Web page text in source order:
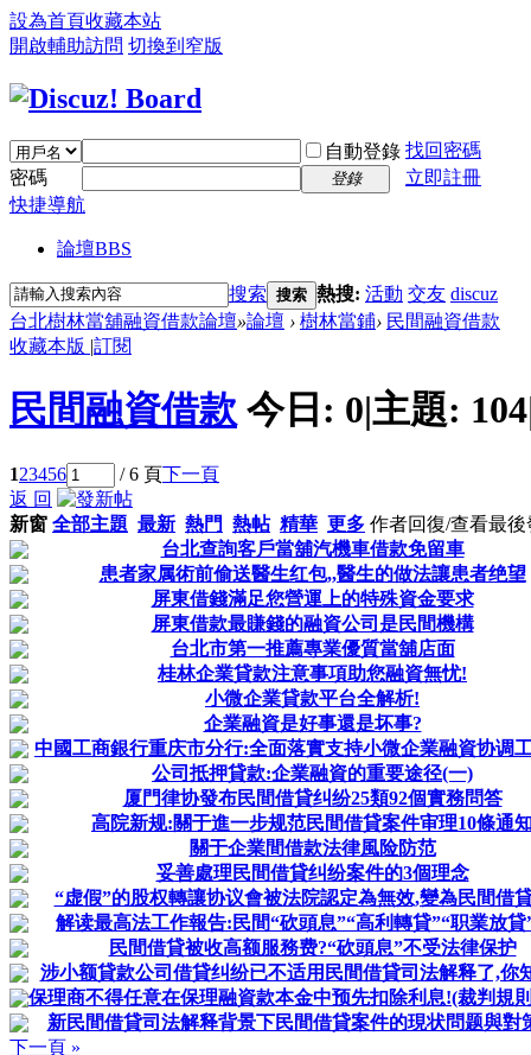
設為首頁收藏本站
開啟輔助訪問 切換到窄版
自動登錄 找回密碼
密碼
登錄
立即註冊
快捷導航
論壇BBS
搜索 搜索 熱搜: 活動 交友 discuz
台北樹林當舖融資借款論壇»論壇 › 樹林當鋪› 民間融資借款
收藏本版 |訂閱
民間融資借款 今日: 0|主題: 104
123456 / 6 頁下一頁
返 回
新窗 全部主題 最新 熱門 熱帖 精華 更多 作者回復/查看最後
台北查詢客戶當舖汽機車借款免留車
患者家属術前偷送醫生红包,,醫生的做法讓患者绝望
屏東借錢滿足您營運上的特殊資金要求
屏東借款最賺錢的融資公司是民間機構
台北市第一推薦專業優質當舖店面
桂林企業貸款注意事項助您融資無忧!
小微企業貸款平台全解析!
企業融資是好事還是坏事?
中國工商銀行重庆市分行:全面落實支持小微企業融資协调
公司抵押貸款:企業融資的重要途径(一)
厦門律协發布民間借貸纠纷25類92個實務問答
高院新规:關于進一步规范民間借貸案件审理10條通
關于企業間借款法律風险防范
妥善處理民間借貸纠纷案件的3個理念
“虚假”的股权轉讓协议會被法院認定為無效,變為民間借
解读最高法工作報告:民間“砍頭息”“高利轉貸”“职業放貸
民間借貸被收高额服務费?“砍頭息”不受法律保护
涉小额貸款公司借貸纠纷已不适用民間借貸司法解释了,你
保理商不得任意在保理融資款本金中预先扣除利息!(裁判規
新民間借貸司法解释背景下民間借貸案件的現状問题與對
下一頁 »